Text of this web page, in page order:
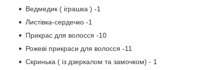
Ведмедик ( іграшка ) -1
Листівка-сердечко -1
Прикрас для волосся -10
Рожеві прикраси для волосся -11
Скринька ( із дзеркалом та замочком) - 1